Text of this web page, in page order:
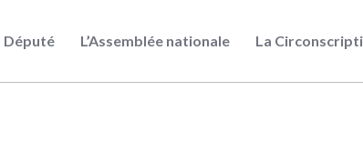
Député L’Assemblée nationale La